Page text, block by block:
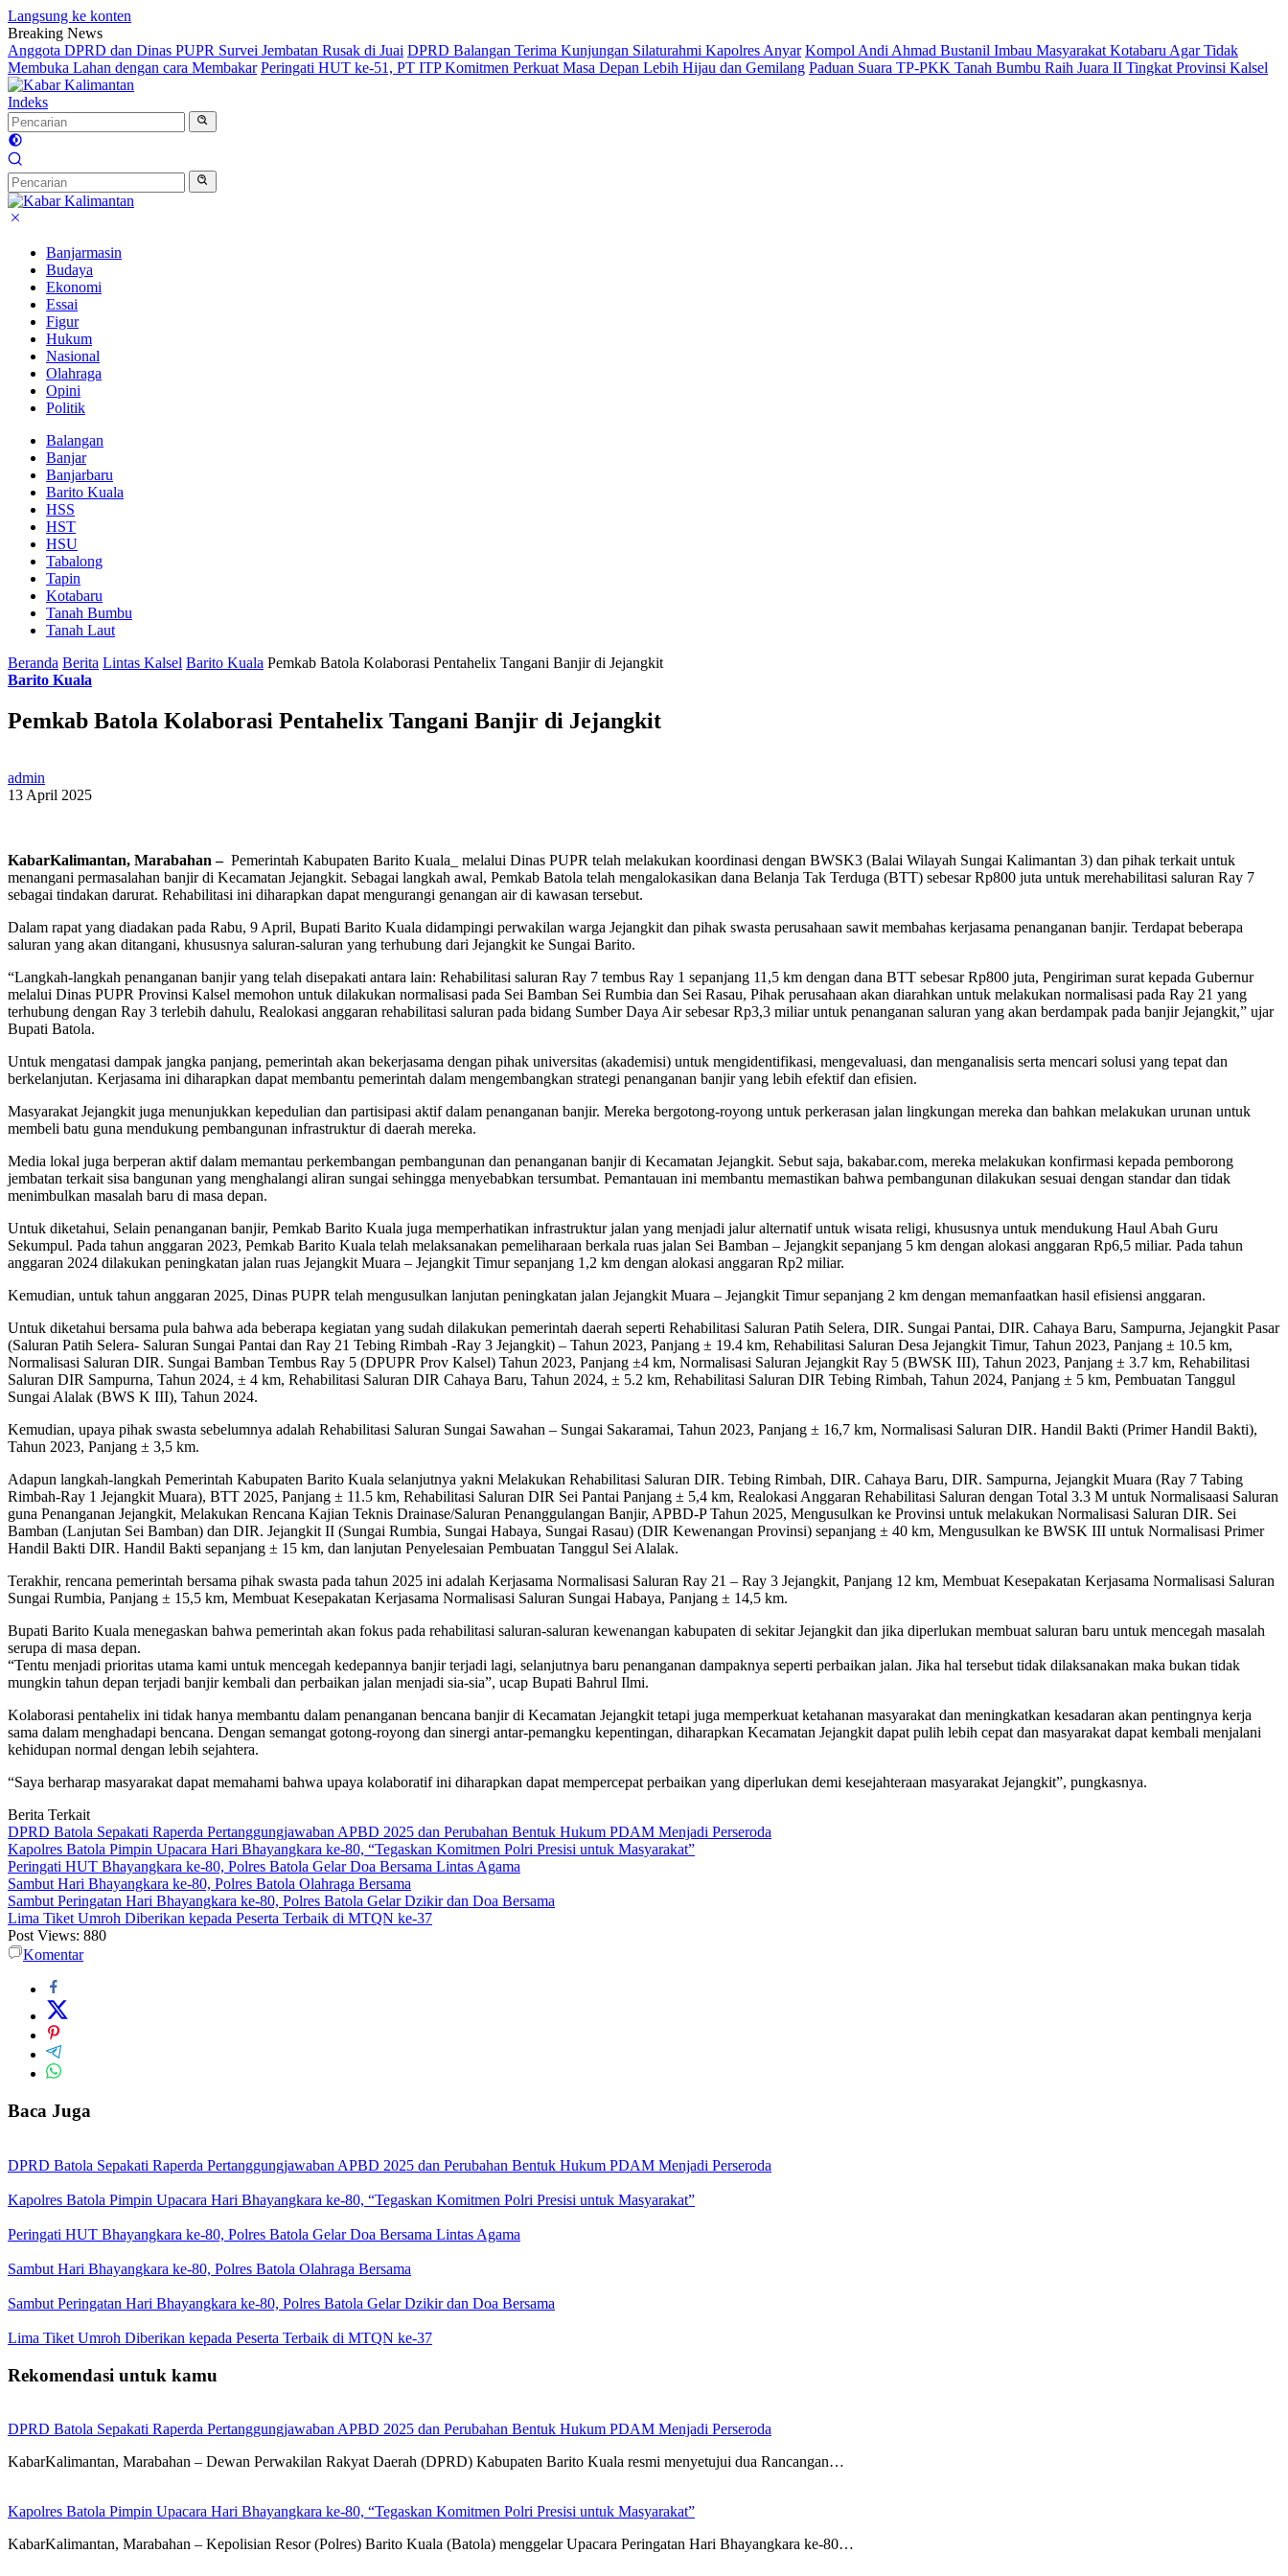
Langsung ke konten
Breaking News
Anggota DPRD dan Dinas PUPR Survei Jembatan Rusak di Juai DPRD Balangan Terima Kunjungan Silaturahmi Kapolres Anyar Kompol Andi Ahmad Bustanil Imbau Masyarakat Kotabaru Agar Tidak
Membuka Lahan dengan cara Membakar Peringati HUT ke-51, PT ITP Komitmen Perkuat Masa Depan Lebih Hijau dan Gemilang Paduan Suara TP-PKK Tanah Bumbu Raih Juara II Tingkat Provinsi Kalsel
Indeks
Banjarmasin
Budaya
Ekonomi
Essai
Figur
Hukum
Nasional
Olahraga
Opini
Politik
Balangan
Banjar
Banjarbaru
Barito Kuala
HSS
HST
HSU
Tabalong
Tapin
Kotabaru
Tanah Bumbu
Tanah Laut
Beranda Berita Lintas Kalsel Barito Kuala Pemkab Batola Kolaborasi Pentahelix Tangani Banjir di Jejangkit
Barito Kuala
Pemkab Batola Kolaborasi Pentahelix Tangani Banjir di Jejangkit
admin
13 April 2025
KabarKalimantan, Marabahan – Pemerintah Kabupaten Barito Kuala_ melalui Dinas PUPR telah melakukan koordinasi dengan BWSK3 (Balai Wilayah Sungai Kalimantan 3) dan pihak terkait untuk
menangani permasalahan banjir di Kecamatan Jejangkit. Sebagai langkah awal, Pemkab Batola telah mengalokasikan dana Belanja Tak Terduga (BTT) sebesar Rp800 juta untuk merehabilitasi saluran Ray 7
sebagai tindakan darurat. Rehabilitasi ini diharapkan dapat mengurangi genangan air di kawasan tersebut.
Dalam rapat yang diadakan pada Rabu, 9 April, Bupati Barito Kuala didampingi perwakilan warga Jejangkit dan pihak swasta perusahaan sawit membahas kerjasama penanganan banjir. Terdapat beberapa
saluran yang akan ditangani, khususnya saluran-saluran yang terhubung dari Jejangkit ke Sungai Barito.
“Langkah-langkah penanganan banjir yang telah disepakati antara lain: Rehabilitasi saluran Ray 7 tembus Ray 1 sepanjang 11,5 km dengan dana BTT sebesar Rp800 juta, Pengiriman surat kepada Gubernur
melalui Dinas PUPR Provinsi Kalsel memohon untuk dilakukan normalisasi pada Sei Bamban Sei Rumbia dan Sei Rasau, Pihak perusahaan akan diarahkan untuk melakukan normalisasi pada Ray 21 yang
terhubung dengan Ray 3 terlebih dahulu, Realokasi anggaran rehabilitasi saluran pada bidang Sumber Daya Air sebesar Rp3,3 miliar untuk penanganan saluran yang akan berdampak pada banjir Jejangkit,” ujar
Bupati Batola.
Untuk mengatasi dampak jangka panjang, pemerintah akan bekerjasama dengan pihak universitas (akademisi) untuk mengidentifikasi, mengevaluasi, dan menganalisis serta mencari solusi yang tepat dan
berkelanjutan. Kerjasama ini diharapkan dapat membantu pemerintah dalam mengembangkan strategi penanganan banjir yang lebih efektif dan efisien.
Masyarakat Jejangkit juga menunjukkan kepedulian dan partisipasi aktif dalam penanganan banjir. Mereka bergotong-royong untuk perkerasan jalan lingkungan mereka dan bahkan melakukan urunan untuk
membeli batu guna mendukung pembangunan infrastruktur di daerah mereka.
Media lokal juga berperan aktif dalam memantau perkembangan pembangunan dan penanganan banjir di Kecamatan Jejangkit. Sebut saja, bakabar.com, mereka melakukan konfirmasi kepada pemborong
jembatan terkait sisa bangunan yang menghalangi aliran sungai sehingga menyebabkan tersumbat. Pemantauan ini membantu memastikan bahwa pembangunan dilakukan sesuai dengan standar dan tidak
menimbulkan masalah baru di masa depan.
Untuk diketahui, Selain penanganan banjir, Pemkab Barito Kuala juga memperhatikan infrastruktur jalan yang menjadi jalur alternatif untuk wisata religi, khususnya untuk mendukung Haul Abah Guru
Sekumpul. Pada tahun anggaran 2023, Pemkab Barito Kuala telah melaksanakan pemeliharaan berkala ruas jalan Sei Bamban – Jejangkit sepanjang 5 km dengan alokasi anggaran Rp6,5 miliar. Pada tahun
anggaran 2024 dilakukan peningkatan jalan ruas Jejangkit Muara – Jejangkit Timur sepanjang 1,2 km dengan alokasi anggaran Rp2 miliar.
Kemudian, untuk tahun anggaran 2025, Dinas PUPR telah mengusulkan lanjutan peningkatan jalan Jejangkit Muara – Jejangkit Timur sepanjang 2 km dengan memanfaatkan hasil efisiensi anggaran.
Untuk diketahui bersama pula bahwa ada beberapa kegiatan yang sudah dilakukan pemerintah daerah seperti Rehabilitasi Saluran Patih Selera, DIR. Sungai Pantai, DIR. Cahaya Baru, Sampurna, Jejangkit Pasar
(Saluran Patih Selera- Saluran Sungai Pantai dan Ray 21 Tebing Rimbah -Ray 3 Jejangkit) – Tahun 2023, Panjang ± 19.4 km, Rehabilitasi Saluran Desa Jejangkit Timur, Tahun 2023, Panjang ± 10.5 km,
Normalisasi Saluran DIR. Sungai Bamban Tembus Ray 5 (DPUPR Prov Kalsel) Tahun 2023, Panjang ±4 km, Normalisasi Saluran Jejangkit Ray 5 (BWSK III), Tahun 2023, Panjang ± 3.7 km, Rehabilitasi
Saluran DIR Sampurna, Tahun 2024, ± 4 km, Rehabilitasi Saluran DIR Cahaya Baru, Tahun 2024, ± 5.2 km, Rehabilitasi Saluran DIR Tebing Rimbah, Tahun 2024, Panjang ± 5 km, Pembuatan Tanggul
Sungai Alalak (BWS K III), Tahun 2024.
Kemudian, upaya pihak swasta sebelumnya adalah Rehabilitasi Saluran Sungai Sawahan – Sungai Sakaramai, Tahun 2023, Panjang ± 16,7 km, Normalisasi Saluran DIR. Handil Bakti (Primer Handil Bakti),
Tahun 2023, Panjang ± 3,5 km.
Adapun langkah-langkah Pemerintah Kabupaten Barito Kuala selanjutnya yakni Melakukan Rehabilitasi Saluran DIR. Tebing Rimbah, DIR. Cahaya Baru, DIR. Sampurna, Jejangkit Muara (Ray 7 Tabing
Rimbah-Ray 1 Jejangkit Muara), BTT 2025, Panjang ± 11.5 km, Rehabilitasi Saluran DIR Sei Pantai Panjang ± 5,4 km, Realokasi Anggaran Rehabilitasi Saluran dengan Total 3.3 M untuk Normalisaasi Saluran
guna Penanganan Jejangkit, Melakukan Rencana Kajian Teknis Drainase/Saluran Penanggulangan Banjir, APBD-P Tahun 2025, Mengusulkan ke Provinsi untuk melakukan Normalisasi Saluran DIR. Sei
Bamban (Lanjutan Sei Bamban) dan DIR. Jejangkit II (Sungai Rumbia, Sungai Habaya, Sungai Rasau) (DIR Kewenangan Provinsi) sepanjang ± 40 km, Mengusulkan ke BWSK III untuk Normalisasi Primer
Handil Bakti DIR. Handil Bakti sepanjang ± 15 km, dan lanjutan Penyelesaian Pembuatan Tanggul Sei Alalak.
Terakhir, rencana pemerintah bersama pihak swasta pada tahun 2025 ini adalah Kerjasama Normalisasi Saluran Ray 21 – Ray 3 Jejangkit, Panjang 12 km, Membuat Kesepakatan Kerjasama Normalisasi Saluran
Sungai Rumbia, Panjang ± 15,5 km, Membuat Kesepakatan Kerjasama Normalisasi Saluran Sungai Habaya, Panjang ± 14,5 km.
Bupati Barito Kuala menegaskan bahwa pemerintah akan fokus pada rehabilitasi saluran-saluran kewenangan kabupaten di sekitar Jejangkit dan jika diperlukan membuat saluran baru untuk mencegah masalah
serupa di masa depan.
“Tentu menjadi prioritas utama kami untuk mencegah kedepannya banjir terjadi lagi, selanjutnya baru penanganan dampaknya seperti perbaikan jalan. Jika hal tersebut tidak dilaksanakan maka bukan tidak
mungkin tahun depan terjadi banjir kembali dan perbaikan jalan menjadi sia-sia”, ucap Bupati Bahrul Ilmi.
Kolaborasi pentahelix ini tidak hanya membantu dalam penanganan bencana banjir di Kecamatan Jejangkit tetapi juga memperkuat ketahanan masyarakat dan meningkatkan kesadaran akan pentingnya kerja
sama dalam menghadapi bencana. Dengan semangat gotong-royong dan sinergi antar-pemangku kepentingan, diharapkan Kecamatan Jejangkit dapat pulih lebih cepat dan masyarakat dapat kembali menjalani
kehidupan normal dengan lebih sejahtera.
“Saya berharap masyarakat dapat memahami bahwa upaya kolaboratif ini diharapkan dapat mempercepat perbaikan yang diperlukan demi kesejahteraan masyarakat Jejangkit”, pungkasnya.
Berita Terkait
DPRD Batola Sepakati Raperda Pertanggungjawaban APBD 2025 dan Perubahan Bentuk Hukum PDAM Menjadi Perseroda
Kapolres Batola Pimpin Upacara Hari Bhayangkara ke-80, “Tegaskan Komitmen Polri Presisi untuk Masyarakat”
Peringati HUT Bhayangkara ke-80, Polres Batola Gelar Doa Bersama Lintas Agama
Sambut Hari Bhayangkara ke-80, Polres Batola Olahraga Bersama
Sambut Peringatan Hari Bhayangkara ke-80, Polres Batola Gelar Dzikir dan Doa Bersama
Lima Tiket Umroh Diberikan kepada Peserta Terbaik di MTQN ke-37
Post Views: 880
Komentar
Baca Juga
DPRD Batola Sepakati Raperda Pertanggungjawaban APBD 2025 dan Perubahan Bentuk Hukum PDAM Menjadi Perseroda
Kapolres Batola Pimpin Upacara Hari Bhayangkara ke-80, “Tegaskan Komitmen Polri Presisi untuk Masyarakat”
Peringati HUT Bhayangkara ke-80, Polres Batola Gelar Doa Bersama Lintas Agama
Sambut Hari Bhayangkara ke-80, Polres Batola Olahraga Bersama
Sambut Peringatan Hari Bhayangkara ke-80, Polres Batola Gelar Dzikir dan Doa Bersama
Lima Tiket Umroh Diberikan kepada Peserta Terbaik di MTQN ke-37
Rekomendasi untuk kamu
DPRD Batola Sepakati Raperda Pertanggungjawaban APBD 2025 dan Perubahan Bentuk Hukum PDAM Menjadi Perseroda
KabarKalimantan, Marabahan – Dewan Perwakilan Rakyat Daerah (DPRD) Kabupaten Barito Kuala resmi menyetujui dua Rancangan…
Kapolres Batola Pimpin Upacara Hari Bhayangkara ke-80, “Tegaskan Komitmen Polri Presisi untuk Masyarakat”
KabarKalimantan, Marabahan – Kepolisian Resor (Polres) Barito Kuala (Batola) menggelar Upacara Peringatan Hari Bhayangkara ke-80…